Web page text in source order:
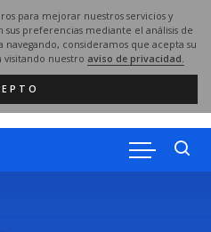
para mejorar nuestros servicios y
preferencias mediante el análisis de
navegando, consideramos que acepta su
nuestro aviso de privacidad.